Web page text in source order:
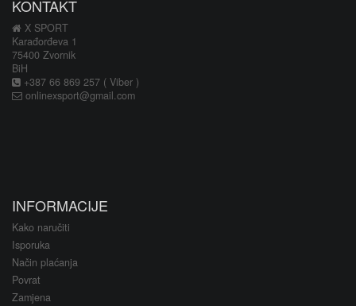
KONTAKT
X SPORT
Karađorđeva 1
75400 Zvornik
BiH
+387 66 869 257 ( Viber )
onlinexsport@gmail.com
INFORMACIJE
Kako naručiti
Isporuka
Način plaćanja
Povrat
Zamjena